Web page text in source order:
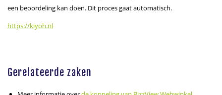
een beoordeling kan doen. Dit proces gaat automatisch.
https://kiyoh.nl
Gerelateerde zaken